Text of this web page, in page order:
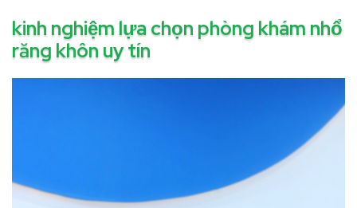
kinh nghiệm lựa chọn phòng khám nhổ
răng khôn uy tín